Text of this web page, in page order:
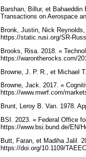
Barshan, Billur, et
Transactions on Aerospace
Bronk, Justin, Nick
https://static.rusi.org/SR-
Brooks, Risa. 2018. «
https://warontherocks.com/
Browne, J. P. R., et Michael
Browne, Jack. 2017. «
https://www.mwrf.com/
Brunt, Leroy B. Van. 1978.
BSI. 2023. « Federal Office
https://www.bsi.bund.de/EN/
Butt, Faran, et Madiha Jalil.
https://doi.org/10.1109/